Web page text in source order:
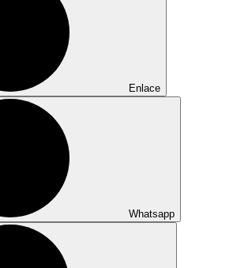
Enlace
Whatsapp